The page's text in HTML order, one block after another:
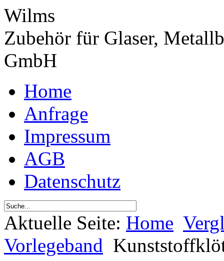
Wilms
Zubehör für Glaser,
GmbH
Home
Anfrage
Impressum
AGB
Datenschutz
Aktuelle Seite: Home
Vorlegeband